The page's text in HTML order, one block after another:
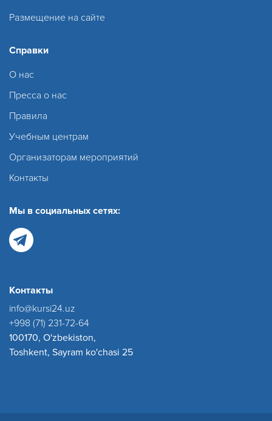
Размещение на сайте
Справки
О нас
Пресса о нас
Правила
Учебным центрам
Организаторам мероприятий
Контакты
Мы в социальных сетях:
Контакты
info@kursi24.uz
+998 (71) 231-72-64
100170, O'zbekiston,
Toshkent, Sayram ko'chasi 25